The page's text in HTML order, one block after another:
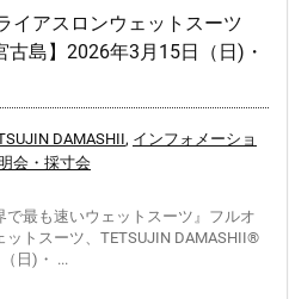
イアスロンウェットスーツ
古島】2026年3月15日（日)・
DAMASHII, インフォメーショ
会・採寸会
最も速いウェットスーツ』フルオ
トスーツ、TETSUJIN DAMASHII®
日)・ ...